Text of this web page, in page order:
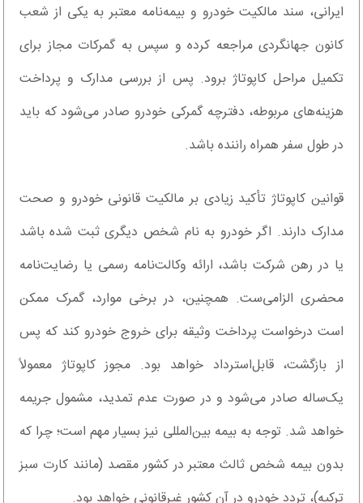
ایرانی، سند مالکیت خودرو و بیمه‌نامه معتبر به یکی از شعب
کانون جهانگردی مراجعه کرده و سپس به گمرکات مجاز برای
تکمیل مراحل کاپوتاژ برود. پس از بررسی مدارک و پرداخت
هزینه‌های مربوطه، دفترچه گمرکی خودرو صادر می‌شود که باید
در طول سفر همراه راننده باشد.
قوانین کاپوتاژ تأکید زیادی بر مالکیت قانونی خودرو و صحت
مدارک دارند. اگر خودرو به نام شخص دیگری ثبت شده باشد
یا در رهن شرکت باشد، ارائه وکالت‌نامه رسمی یا رضایت‌نامه
محضری الزامی‌ست. همچنین، در برخی موارد، گمرک ممکن
است درخواست پرداخت وثیقه برای خروج خودرو کند که پس
از بازگشت، قابل‌استرداد خواهد بود. مجوز کاپوتاژ معمولاً
یک‌ساله صادر می‌شود و در صورت عدم تمدید، مشمول جریمه
خواهد شد. توجه به بیمه بین‌المللی نیز بسیار مهم است؛ چرا که
بدون بیمه شخص ثالث معتبر در کشور مقصد (مانند کارت سبز